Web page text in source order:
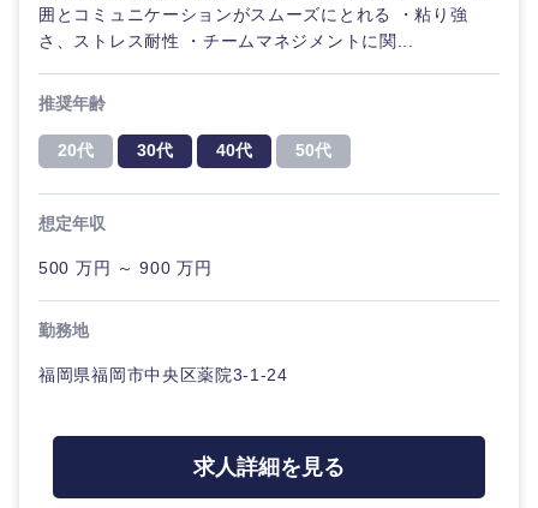
経営企
画・事業
企画
経営ボー
ド
管理
SCM
人事
業
すべての経営企画・事業企
画
事業企画・事業開発
政策渉外
経営企画・事業企画
管理
人事
マーケティング
営業
商社・卸
エネルギー・資源・環境
自動車・機械・船舶
メディカル・ヘルスケア・ライフサイエンス
北海道・東北地方
北海道
秋田県 岩手県
宮城県
希望年収
推奨年齢
20代
40代 50代
フリーワード
第二新卒
囲とコミュニケーションがスムーズにとれる ・粘り強
さ、ストレス耐性 ・チームマネジメントに関...
推奨年齢
20代 30代 40代 50代
想定年収
500 万円 ～ 900 万円
勤務地
福岡県福岡市中央区薬院3-1-24
求人詳細を見る